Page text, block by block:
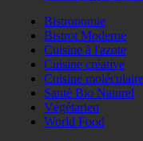
Bistronomie
Bistrot Moderne
Cuisine à l'azote
Cuisine créative
Cuisine moléculaire
Santé Bio Naturel
Végétarien
World Food